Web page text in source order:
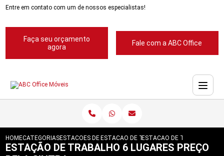
Entre em contato com um de nossos especialistas!
Faça seu orçamento
agora
Fale com a ABC Office
HOMECATEGORIASESTACOES DE TRABALHOESTACAO DE TRABALHO EM L COM
ESTACAO DE TRABALHO 6
ESTAÇÃO DE TRABALHO 6 LUGARES PREÇO